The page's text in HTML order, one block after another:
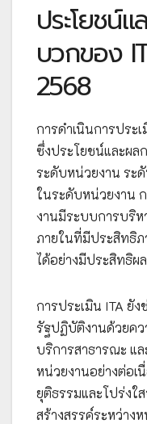
ประโยชน์แ
บวกของ
2568
การดำเนินการประ
ซึ่งประโยชน์และผล
ระดับหน่วยงาน ระ
ในระดับหน่วยงาน
งานมีระบบการบริ
ภายในที่มีประสิทธิ
ได้อย่างมีประสิทธิผล
การประเมิน ITA ยัง
รัฐปฏิบัติงานด้วยค
บริการสาธารณะ แ
หน่วยงานอย่างต่อเ
ยุติธรรมและโปร่งใ
สร้างสรรค์ระหว่าง